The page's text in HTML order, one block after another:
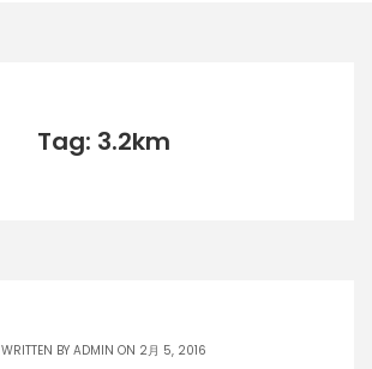
Tag: 3.2km
WRITTEN BY ADMIN ON 2月 5, 2016